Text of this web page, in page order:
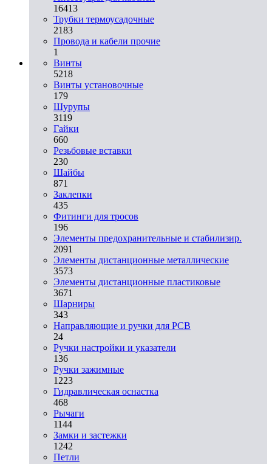
16413
Трубки термоусадочные
2183
Провода и кабели прочие
1
Винты
5218
Винты установочные
179
Шурупы
3119
Гайки
660
Резьбовые вставки
230
Шайбы
871
Заклепки
435
Фитинги для тросов
196
Элементы предохранительные и стабилизир.
2091
Элементы дистанционные металлические
3573
Элементы дистанционные пластиковые
3671
Шарниры
343
Направляющие и ручки для PCB
24
Ручки настройки и указатели
136
Ручки зажимные
1223
Гидравлическая оснастка
468
Рычаги
1144
Замки и застежки
1242
Петли